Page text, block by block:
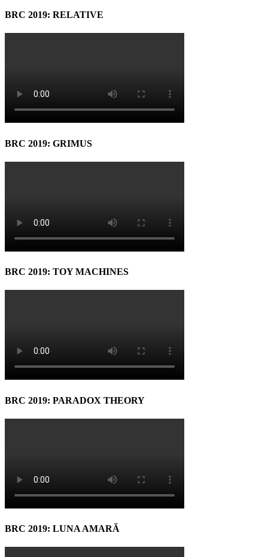
BRC 2019: RELATIVE
BRC 2019: GRIMUS
BRC 2019: TOY MACHINES
BRC 2019: PARADOX THEORY
BRC 2019: LUNA AMARĂ